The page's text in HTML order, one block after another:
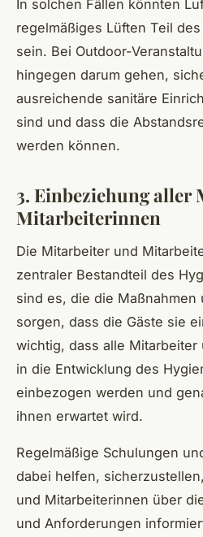
In solchen Fällen könnten
regelmäßiges Lüften Teil
sein. Bei Outdoor-
hingegen darum gehen,
ausreichende sanitäre
sind und dass die
werden können.
3. Einbeziehung aller
Mitarbeiterinnen
Die Mitarbeiter und
zentraler Bestandteil des
sind es, die die
sorgen, dass die Gäste sie
wichtig, dass alle
in die Entwicklung des
einbezogen werden und
ihnen erwartet wird.
Regelmäßige Schulungen
dabei helfen,
und Mitarbeiterinnen über
und Anforderungen